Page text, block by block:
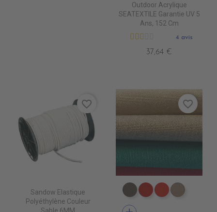
Outdoor Acrylique
SEATEXTILE Garantie UV 5
Ans, 152 Cm
4 avis
37,64 €
Sandow Elastique
Polyéthylène Couleur
favorite_border
PR0790 MOONROCK
PR0620 JOCKET
PR0510PR0760
favorite_border